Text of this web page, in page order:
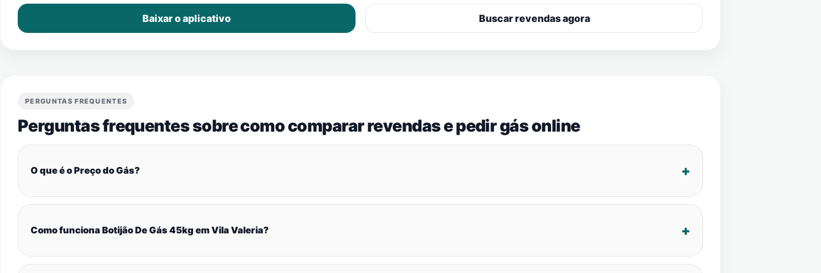
Baixar o aplicativo Buscar revendas agora
PERGUNTAS FREQUENTES
Perguntas frequentes sobre como comparar revendas e pedir gás online
O que é o Preço do Gás?
Como funciona Botijão De Gás 45kg em Vila Valeria?